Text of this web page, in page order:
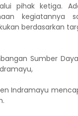
pihak ketiga.
kegiatannya
berdasarkan
Sumber
Indramayu